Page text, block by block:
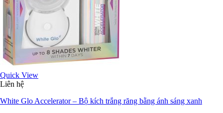
Quick View
Liên hệ
White Glo Accelerator – Bộ kích trắng răng bằng ánh sáng xanh